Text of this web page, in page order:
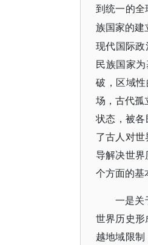
到统一的全
族国家的建
现代国际
民族国家
破，区域
场，古代孤
状态，被
了古人对
导解决世
个方面的基
一是关
世界历史形
越地域限